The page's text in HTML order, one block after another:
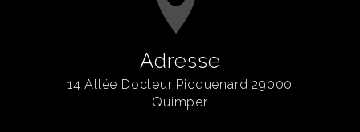
Adresse
14 Allée Docteur Picquenard 29000
Quimper